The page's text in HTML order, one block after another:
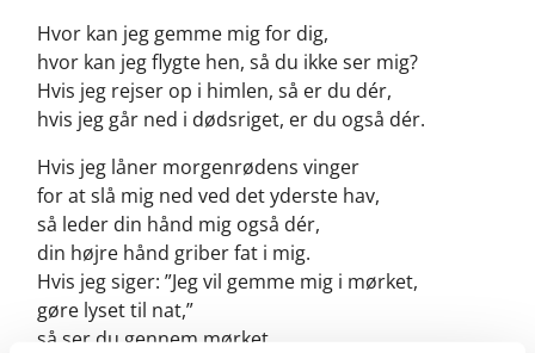
Hvor kan jeg gemme mig for dig,
hvor kan jeg flygte hen, så du ikke ser mig?
Hvis jeg rejser op i himlen, så er du dér,
hvis jeg går ned i dødsriget, er du også dér.
Hvis jeg låner morgenrødens vinger
for at slå mig ned ved det yderste hav,
så leder din hånd mig også dér,
din højre hånd griber fat i mig.
Hvis jeg siger: ”Jeg vil gemme mig i mørket,
gøre lyset til nat,”
så ser du gennem mørket,